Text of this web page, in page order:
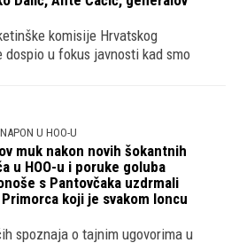
ŽITA TU JE I KUKOLJA
vikend oazi kraj Plitvica, ranču
gradi i član Komisije HOO-a
Dalić, Ante Čačić, generalov
komisije Hrvatskog
u fokus javnosti kad smo
U HOO-U